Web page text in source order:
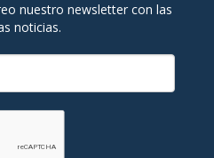
nuestro newsletter con las
noticias.